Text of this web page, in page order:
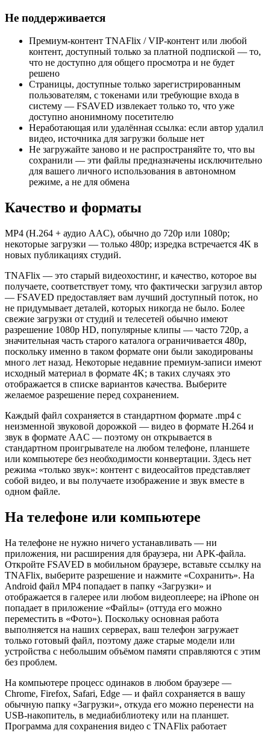
Не поддерживается
Премиум-контент TNAFlix / VIP-контент или любой
контент, доступный только за платной подпиской — то,
что не доступно для общего просмотра и не будет
решено
Страницы, доступные только зарегистрированным
пользователям, с токенами или требующие входа в
систему — FSAVED извлекает только то, что уже
доступно анонимному посетителю
Неработающая или удалённая ссылка: если автор удалил
видео, источника для загрузки больше нет
Не загружайте заново и не распространяйте то, что вы
сохранили — эти файлы предназначены исключительно
для вашего личного использования в автономном
режиме, а не для обмена
Качество и форматы
MP4 (H.264 + аудио AAC), обычно до 720p или 1080p;
некоторые загрузки — только 480p; изредка встречается 4K в
новых публикациях студий.
TNAFlix — это старый видеохостинг, и качество, которое вы
получаете, соответствует тому, что фактически загрузил автор
— FSAVED предоставляет вам лучший доступный поток, но
не придумывает деталей, которых никогда не было. Более
свежие загрузки от студий и телесетей обычно имеют
разрешение 1080p HD, популярные клипы — часто 720p, а
значительная часть старого каталога ограничивается 480p,
поскольку именно в таком формате они были закодированы
много лет назад. Некоторые недавние премиум-записи имеют
исходный материал в формате 4K; в таких случаях это
отображается в списке вариантов качества. Выберите
желаемое разрешение перед сохранением.
Каждый файл сохраняется в стандартном формате .mp4 с
неизменной звуковой дорожкой — видео в формате H.264 и
звук в формате AAC — поэтому он открывается в
стандартном проигрывателе на любом телефоне, планшете
или компьютере без необходимости конвертации. Здесь нет
режима «только звук»: контент с видеосайтов представляет
собой видео, и вы получаете изображение и звук вместе в
одном файле.
На телефоне или компьютере
На телефоне не нужно ничего устанавливать — ни
приложения, ни расширения для браузера, ни APK-файла.
Откройте FSAVED в мобильном браузере, вставьте ссылку на
TNAFlix, выберите разрешение и нажмите «Сохранить». На
Android файл MP4 попадает в папку «Загрузки» и
отображается в галерее или любом видеоплеере; на iPhone он
попадает в приложение «Файлы» (оттуда его можно
переместить в «Фото»). Поскольку основная работа
выполняется на наших серверах, ваш телефон загружает
только готовый файл, поэтому даже старые модели или
устройства с небольшим объёмом памяти справляются с этим
без проблем.
На компьютере процесс одинаков в любом браузере —
Chrome, Firefox, Safari, Edge — и файл сохраняется в вашу
обычную папку «Загрузки», откуда его можно перенести на
USB-накопитель, в медиабиблиотеку или на планшет.
Программа для сохранения видео с TNAFlix работает